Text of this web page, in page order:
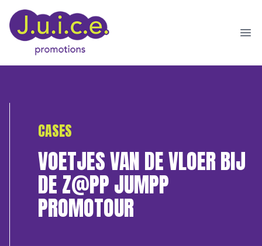
CASES
VOETJES VAN DE VLOER BIJ
DE Z@PP JUMPP
PROMOTOUR